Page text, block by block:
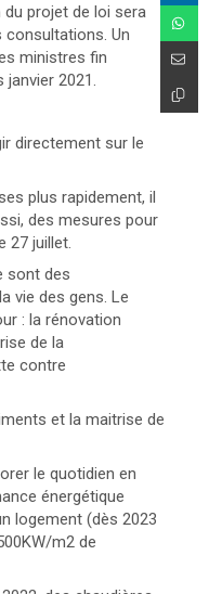
du projet de loi sera
consultations. Un
ministres fin
janvier 2021.
directement sur le
plus rapidement, il
des mesures pour
27 juillet.
sont des
vie des gens. Le
: la rénovation
de la
contre
et la maitrise de
le quotidien en
énergétique
logement (dès 2023
m2 de